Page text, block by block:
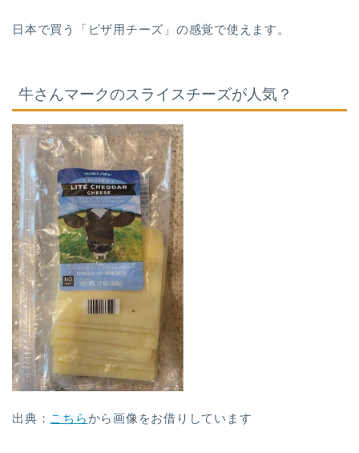
日本で買う「ピザ用チーズ」の感覚で使えます。
牛さんマークのスライスチーズが人気？
出典： こちらから画像をお借りしています